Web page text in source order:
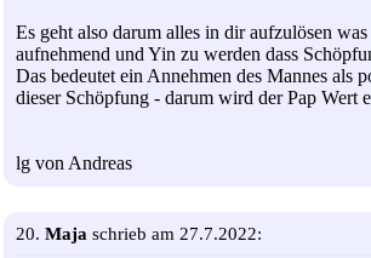
Es geht also darum alles in dir aufzulösen
aufnehmend und Yin zu werden dass
Das bedeutet ein Annehmen des Mannes als
dieser Schöpfung - darum wird der Pap Wert
lg von Andreas
20. Maja schrieb am 27.7.2022: